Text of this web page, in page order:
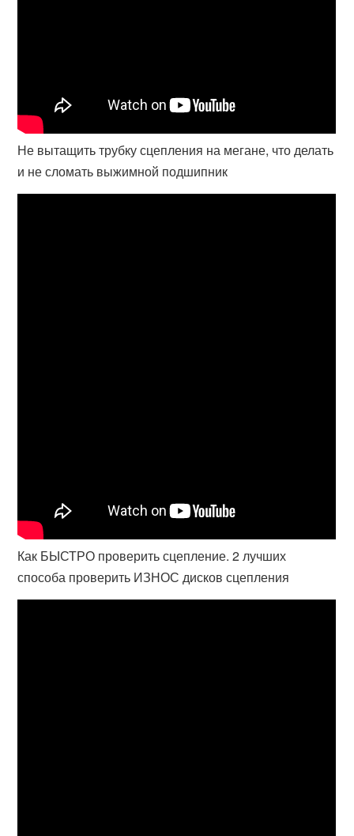
Не вытащить трубку сцепления на мегане, что делать
и не сломать выжимной подшипник
Как БЫСТРО проверить сцепление. 2 лучших
способа проверить ИЗНОС дисков сцепления